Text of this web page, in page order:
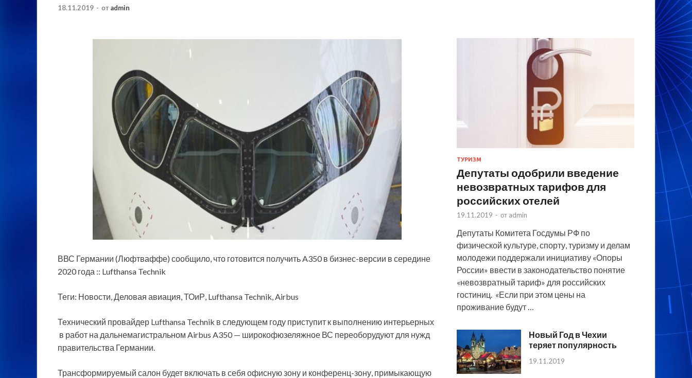
18.11.2019 - от admin
ВВС Германии (Люфтваффе) сообщило, что готовится получить A350 в бизнес-версии в середине
2020 года :: Lufthansa Technik
Теги: Новости, Деловая авиация, ТОиР, Lufthansa Technik, Airbus
Технический провайдер Lufthansa Technik в следующем году приступит к выполнению интерьерных
в работ на дальнемагистральном Airbus A350 — широкофюзеляжное ВС переоборудуют для нужд
правительства Германии.
Трансформируемый салон будет включать в себя офисную зону и конференц-зону, примыкающую
ТУРИЗМ
Депутаты одобрили введение
невозвратных тарифов для
российских отелей
19.11.2019 - от admin
Депутаты Комитета Госдумы РФ по
физической культуре, спорту, туризму и делам
молодежи поддержали инициативу «Опоры
России» ввести в законодательство понятие
«невозвратный тариф» для российских
гостиниц. «Если при этом цены на
проживание будут …
Новый Год в Чехии
теряет популярность
19.11.2019